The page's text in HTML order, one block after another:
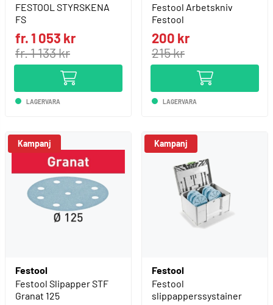
FESTOOL STYRSKENA
FS
fr. 1 053 kr
fr. 1 133 kr
LAGERVARA
Festool Arbetskniv
Festool
200 kr
215 kr
LAGERVARA
Kampanj
Festool
Festool Slipapper STF
Granat 125
Kampanj
Festool
Festool
slippapperssystainer